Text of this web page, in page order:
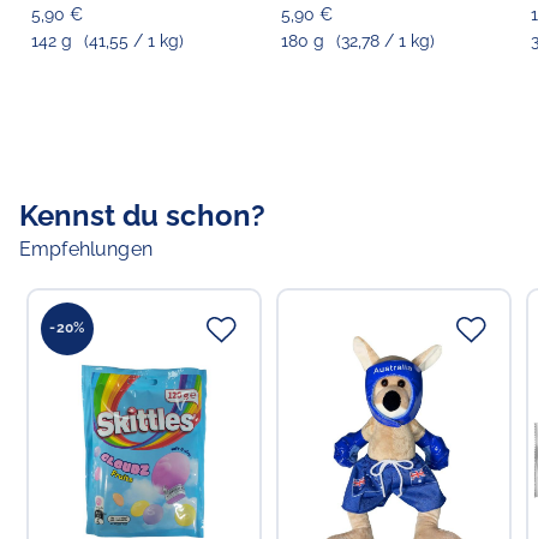
5,90 €
142 g
(41,55 / 1 kg)
5,90 €
180 g
(32,78 / 1 kg)
Kennst du schon?
Empfehlungen
-20%